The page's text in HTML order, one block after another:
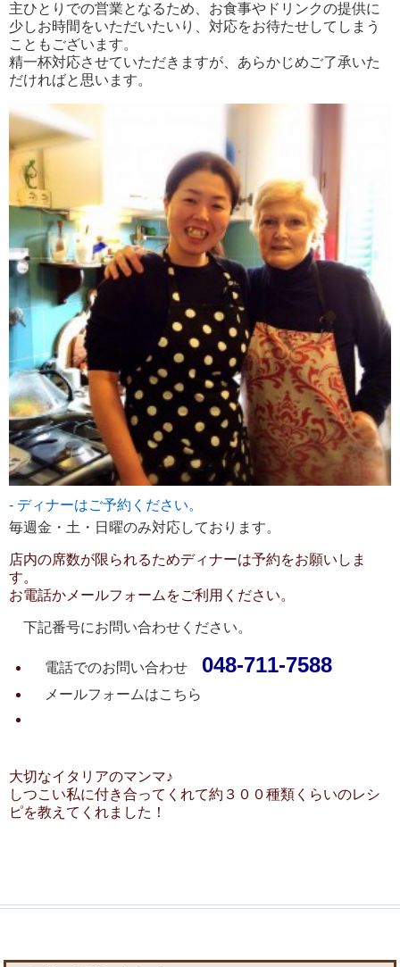
主ひとりでの営業となるため、お食事やドリンクの提供に
少しお時間をいただいたいり、対応をお待たせしてしまう
こともございます。
精一杯対応させていただきますが、あらかじめご了承いた
だければと思います。
ディナーはご予約ください。
毎週金・土・日曜のみ対応しております。
店内の席数が限られるためディナーは予約をお願いしま
す。
お電話かメールフォームをご利用ください。
下記番号にお問い合わせください。
電話でのお問い合わせ 048-711-7588
メールフォームはこちら
大切なイタリアのマンマ♪
しつこい私に付き合ってくれて約３００種類くらいのレシ
ピを教えてくれました！